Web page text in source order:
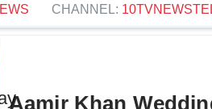
CHANNEL:
Aamir Khan